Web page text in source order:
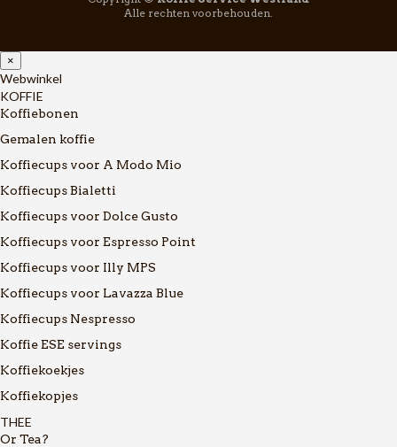
Alle rechten voorbehouden.
×
Webwinkel
KOFFIE
Koffiebonen
Gemalen koffie
Koffiecups voor A Modo Mio
Koffiecups Bialetti
Koffiecups voor Dolce Gusto
Koffiecups voor Espresso Point
Koffiecups voor Illy MPS
Koffiecups voor Lavazza Blue
Koffiecups Nespresso
Koffie ESE servings
Koffiekoekjes
Koffiekopjes
THEE
Or Tea?